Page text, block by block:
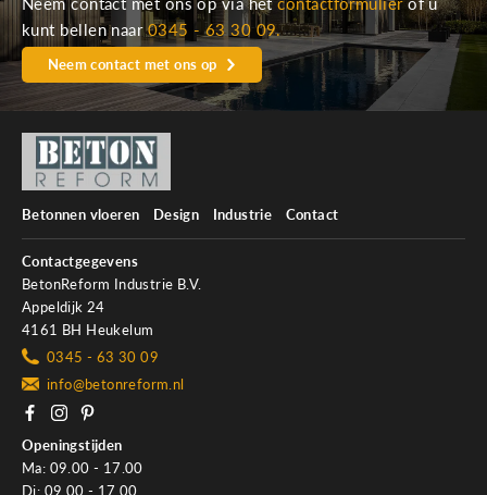
kunt bellen naar0345 - 63 30 09.
Neem contact met ons op
Betonnen vloeren Design Industrie Contact
Contactgegevens
BetonReform Industrie B.V.
Appeldijk 24
4161 BH Heukelum
0345 - 63 30 09
info@betonreform.nl
Openingstijden
Ma: 09.00 - 17.00
Di: 09.00 - 17.00